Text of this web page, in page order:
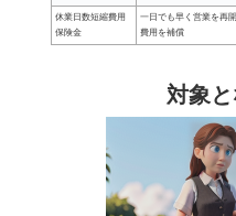
休業日数短縮費用
保険金
一日でも早く営業を再
費用を補償
対象